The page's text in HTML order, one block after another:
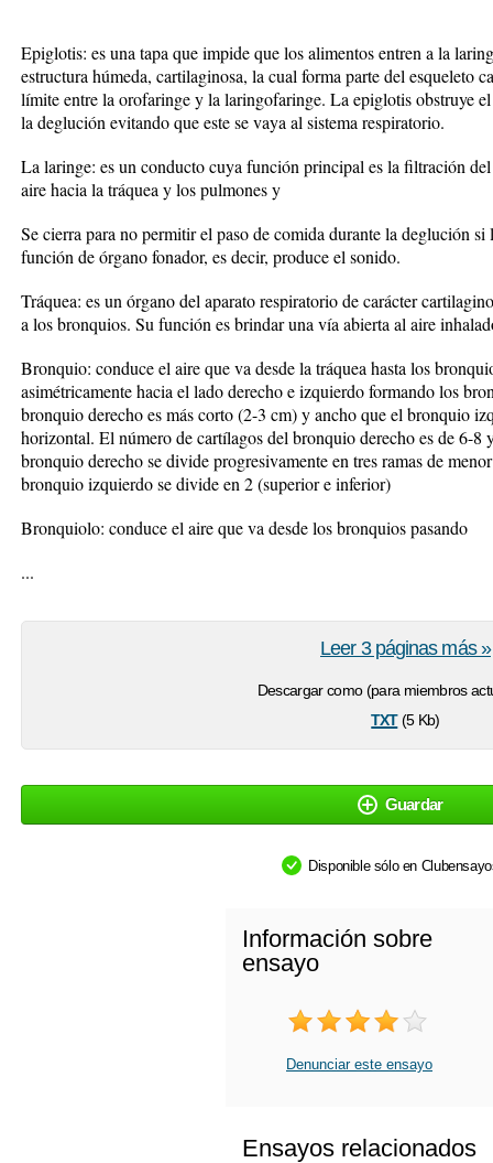
Epiglotis: es una tapa que impide que los alimentos entren a la
estructura húmeda, cartilaginosa, la cual forma parte del esqueleto
límite entre la orofaringe y la laringofaringe. La epiglotis obstruye
la deglución evitando que este se vaya al sistema respiratorio.
La laringe: es un conducto cuya función principal es la filtración
aire hacia la tráquea y los pulmones y
Se cierra para no permitir el paso de comida durante la deglución
función de órgano fonador, es decir, produce el sonido.
Tráquea: es un órgano del aparato respiratorio de carácter
a los bronquios. Su función es brindar una vía abierta al aire
Bronquio: conduce el aire que va desde la tráquea hasta los
asimétricamente hacia el lado derecho e izquierdo formando los
bronquio derecho es más corto (2-3 cm) y ancho que el bronquio
horizontal. El número de cartílagos del bronquio derecho es de 6-
bronquio derecho se divide progresivamente en tres ramas de
bronquio izquierdo se divide en 2 (superior e inferior)
Bronquiolo: conduce el aire que va desde los bronquios pasando
...
Descargar como (para miembros
txt(5 Kb)
Leer 3 páginas más »
Guardar
Disponible sólo en
Información sobre
ensayo
Denunciar este ensayo
Ensayos relacionados